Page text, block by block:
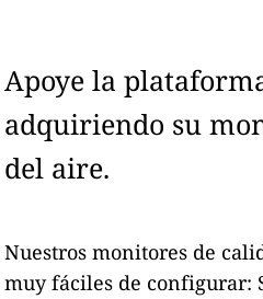
Apoye la
adquiriendo su
del aire.
Nuestros monitores de
muy fáciles de configurar: